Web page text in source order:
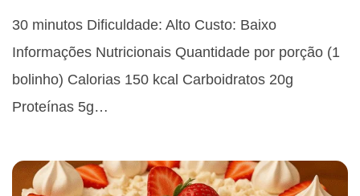
30 minutos Dificuldade: Alto Custo: Baixo
Informações Nutricionais Quantidade por porção (1
bolinho) Calorias 150 kcal Carboidratos 20g
Proteínas 5g…